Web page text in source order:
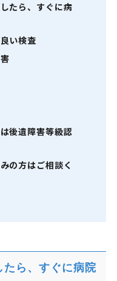
たら、すぐに病
い検査
後遺障害等級認
の方はご相談く
ら、すぐに病院